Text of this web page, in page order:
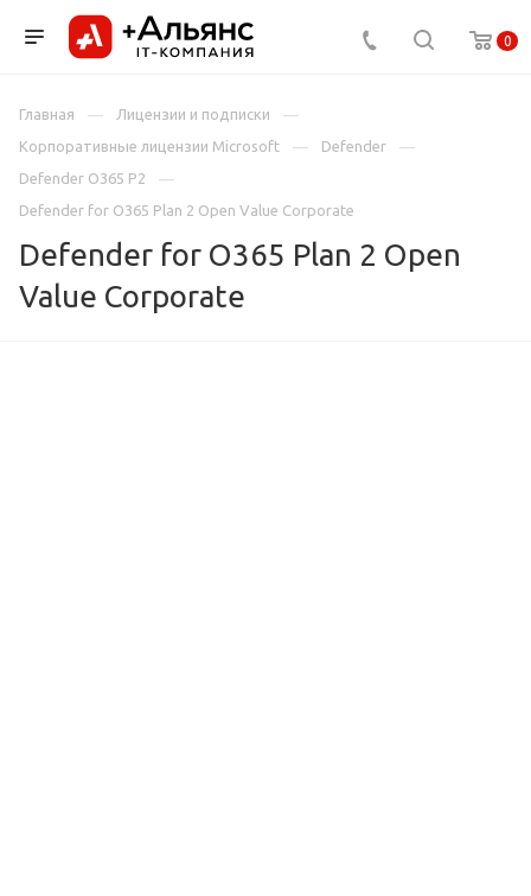
0
Главная
Лицензии и подписки
Корпоративные лицензии Microsoft
Defender
Defender O365 P2
Defender for O365 Plan 2 Open Value Corporate
Defender for O365 Plan 2 Open
Value Corporate